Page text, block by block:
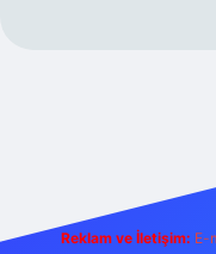
Reklam ve İletişim: E-